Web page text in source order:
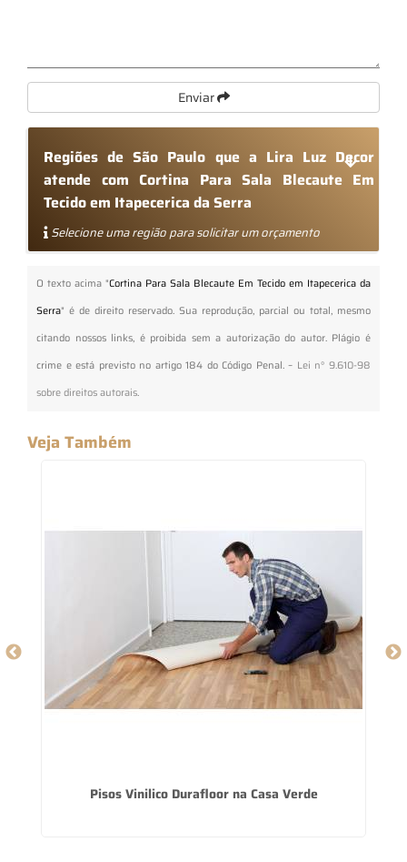
Enviar
Regiões de São Paulo que a Lira Luz Decor
atende com Cortina Para Sala Blecaute Em
Tecido em Itapecerica da Serra
Selecione uma região para solicitar um orçamento
O texto acima "Cortina Para Sala Blecaute Em Tecido em Itapecerica da
Serra" é de direito reservado. Sua reprodução, parcial ou total, mesmo
citando nossos links, é proibida sem a autorização do autor. Plágio é
crime e está previsto no artigo 184 do Código Penal. – Lei n° 9.610-98
sobre direitos autorais.
Veja Também
Pisos Vinilico Durafloor na Casa Verde